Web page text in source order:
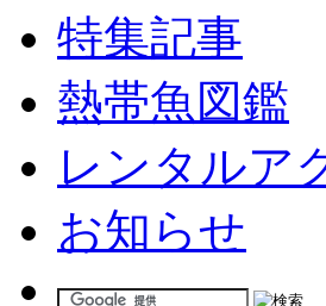
特集記事
熱帯魚図鑑
レンタルア
お知らせ